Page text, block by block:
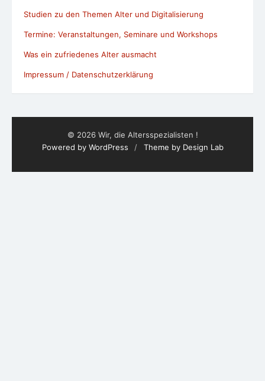
© 2026 Wir, die Altersspezialisten !